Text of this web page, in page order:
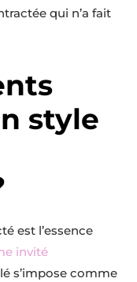
qui n’a fait
style
est l’essence
invité
s’impose comme